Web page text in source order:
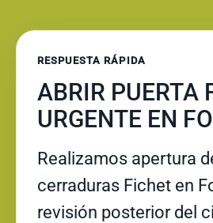
RESPUESTA RÁPIDA
ABRIR PUERTA
URGENTE EN
Realizamos apertura
cerraduras Fichet en
revisión posterior del